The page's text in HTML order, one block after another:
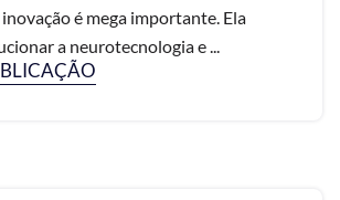
é mega importante. Ela
a neurotecnologia e ...